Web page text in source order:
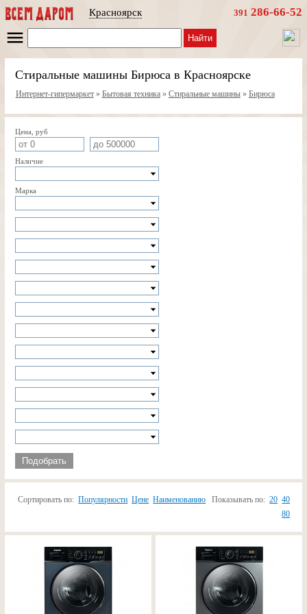
Красноярск 391 286-66-52
Найти
Стиральные машины Бирюса в Красноярске
Интернет-гипермаркет» Бытовая техника» Стиральные машины» Бирюса
Цена, руб
Наличие
Марка
Подобрать
Сортировать по: Популярности Цене Наименованию Показывать по: 20 40
80